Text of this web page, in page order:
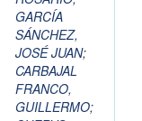
GARCÍA
SÁNCHEZ,
JOSÉ JUAN;
CARBAJAL
FRANCO,
GUILLERMO;